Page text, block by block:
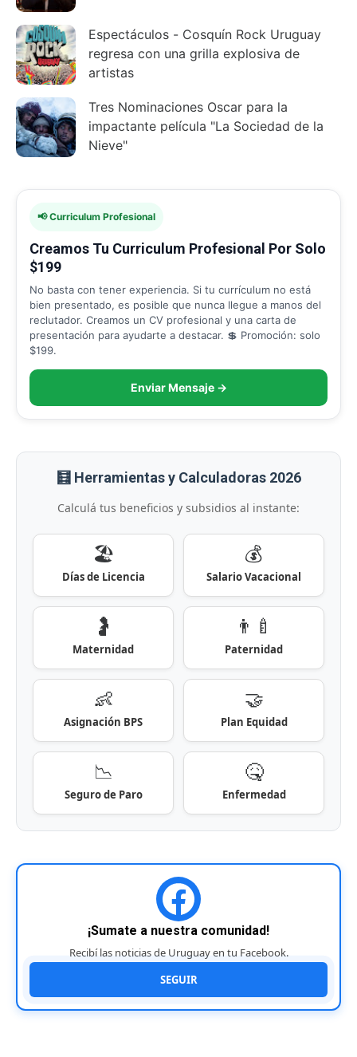
Espectáculos - Cosquín Rock Uruguay
regresa con una grilla explosiva de
artistas
Tres Nominaciones Oscar para la
impactante película "La Sociedad de la
Nieve"
📢 Curriculum Profesional
Creamos Tu Curriculum Profesional Por Solo
$199
No basta con tener experiencia. Si tu currículum no está
bien presentado, es posible que nunca llegue a manos del
reclutador. Creamos un CV profesional y una carta de
presentación para ayudarte a destacar. 💲 Promoción: solo
$199.
Enviar Mensaje →
🧮 Herramientas y Calculadoras 2026
Calculá tus beneficios y subsidios al instante:
🏖️
Días de Licencia
💰
Salario Vacacional
🤰
Maternidad
👨‍🍼
Paternidad
👶
Asignación BPS
🤝
Plan Equidad
📉
Seguro de Paro
🤒
Enfermedad
¡Sumate a nuestra comunidad!
Recibí las noticias de Uruguay en tu Facebook.
SEGUIR